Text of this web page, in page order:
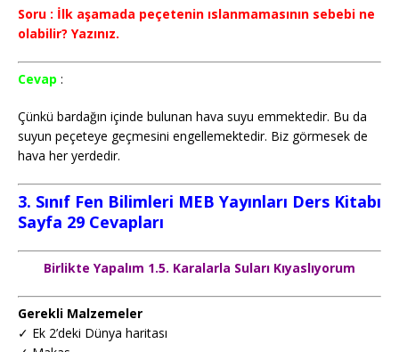
Soru : İlk aşamada peçetenin ıslanmamasının sebebi ne
olabilir? Yazınız.
Cevap :
Çünkü bardağın içinde bulunan hava suyu emmektedir. Bu da
suyun peçeteye geçmesini engellemektedir. Biz görmesek de
hava her yerdedir.
3. Sınıf Fen Bilimleri MEB Yayınları Ders Kitabı
Sayfa 29 Cevapları
Birlikte Yapalım 1.5. Karalarla Suları Kıyaslıyorum
Gerekli Malzemeler
✓ Ek 2’deki Dünya haritası